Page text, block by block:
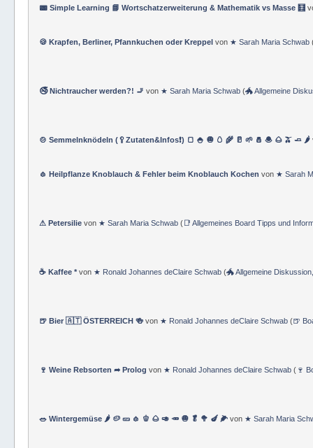
📟 Simple Learning 📘 Wortschatzerweiterung & Mathematik vs Masse 🧮
🍪 Krapfen, Berliner, Pfannkuchen oder Kreppel von ★ Sarah Maria Schwab
🚭 Nichtraucher werden?! 🚬von ★ Sarah Maria Schwab (🐲 Allgemeine
🍲 Semmelnknödeln (🥄Zutaten&Infos❗) 🍞 🍚 🧅 🥚 🌾 🥛 🌱 🧂 🧆 🌰 🫒 🧈 🌶
🧄 Heilpflanze Knoblauch & Fehler beim Knoblauch Kochen von ★ Sarah
⚠ Petersilie von ★ Sarah Maria Schwab (📑 Allgemeines Board Tipps und
☕ Kaffee *von ★ Ronald Johannes deClaire Schwab (🐲 Allgemeine
🍺 Bier 🇦🇹 ÖSTERREICH 🍻 von ★ Ronald Johannes deClaire Schwab (🍺
🍷 Weine Rebsorten ➦ Prolog von ★ Ronald Johannes deClaire Schwab ( 🍷
🥗 Wintergemüse 🌶 🥔 🥒 🧄 🫑 🌰 🥑 🥕 🧅 🥬 🥦 🍆 🌽 von ★ Sarah Maria